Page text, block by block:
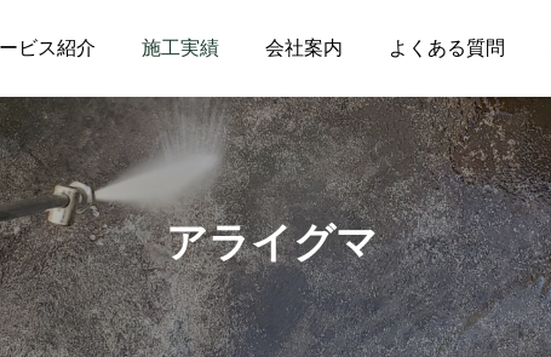
ビス紹介 施工実績 会社案内 よくある質問
アライグマ